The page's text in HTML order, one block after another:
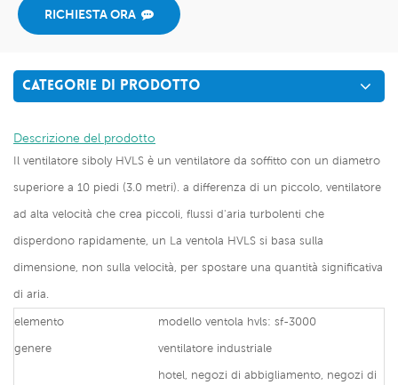
RICHIESTA ORA
CATEGORIE DI PRODOTTO
Descrizione del prodotto
Il ventilatore siboly HVLS è un ventilatore da soffitto con un diametro
superiore a 10 piedi (3.0 metri). a differenza di un piccolo, ventilatore
ad alta velocità che crea piccoli, flussi d'aria turbolenti che
disperdono rapidamente, un La ventola HVLS si basa sulla
dimensione, non sulla velocità, per spostare una quantità significativa
di aria.
elemento
modello ventola hvls: sf-3000
genere
ventilatore industriale
hotel, negozi di abbigliamento, negozi di